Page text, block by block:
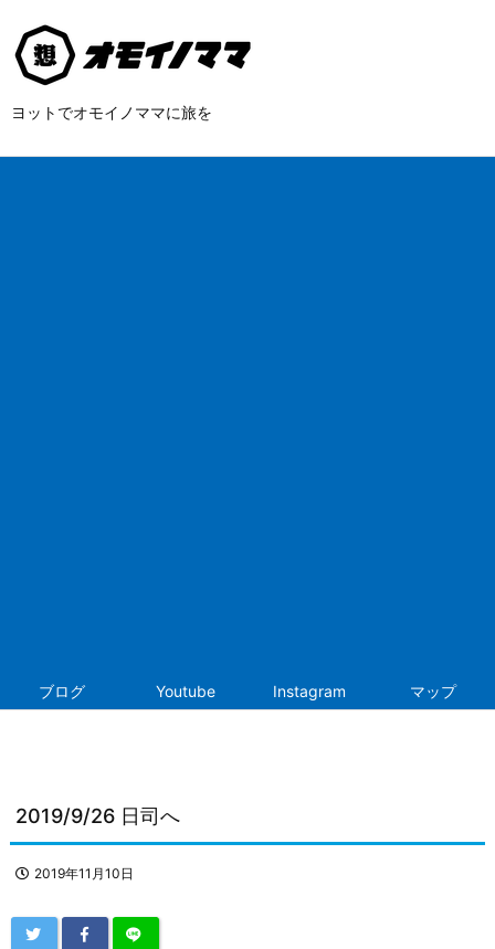
ヨットでオモイノママに旅を
ブログ Youtube Instagram マップ
2019/9/26 日司へ
2019年11月10日